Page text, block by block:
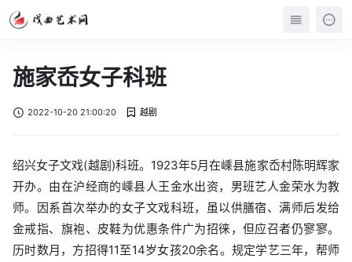
施家岙女子科班
2022-10-20 21:00:20 越剧
绍兴女子文戏(越剧)科班。1923年5月在嵊县施家岙村陈明辉家
开办。由在沪经商的嵊县人王金水出资，男班艺人金荣水为教
师。因系首次举办的女子文戏科班，虽以供膳宿、满师后发给
金戒指、旗袍、皮鞋为优惠条件广为招徕，但应召者仍寥寥。
历时数月，方招得11至14岁女孩20余名。规定学艺三年，帮师